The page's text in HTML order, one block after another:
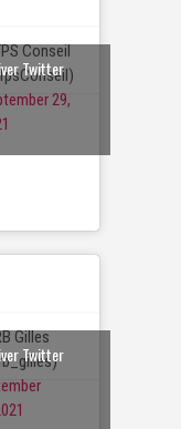
Conseil
29,
Twitter
Gilles
Twitter